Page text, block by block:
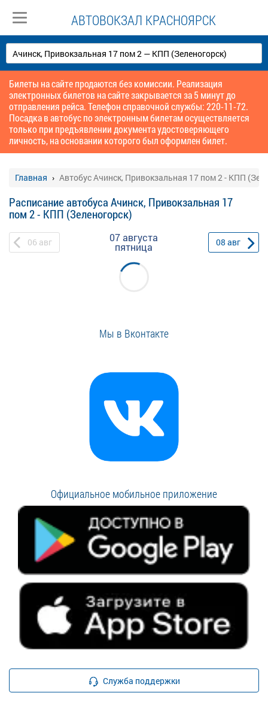
АВТОВОКЗАЛ КРАСНОЯРСК
Билеты на сайте продаются без комиссии. Реализация
электронных билетов на сайте закрывается за 5 минут до
отправления рейса. Телефон справочной службы: 220-11-72.
Посадка в автобус по электронным билетам осуществляется
только при предъявлении документа удостоверяющего
личность, на основании которого был оформлен билет.
Главная Автобус Ачинск, Привокзальная 17 пом 2 - КПП
Расписание автобуса Ачинск, Привокзальная 17
пом 2 - КПП (Зеленогорск)
06 авг 07 августа
пятница 08 авг
Мы в Вконтакте
Официальное мобильное приложение
Служба поддержки